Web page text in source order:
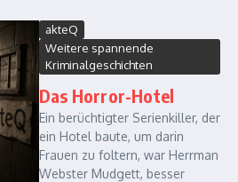
akteQ
Weitere spannende
Kriminalgeschichten
Das Horror-Hotel
Ein berüchtigter Serienkiller, der
ein Hotel baute, um darin
Frauen zu foltern, war Herrman
Webster Mudgett, besser